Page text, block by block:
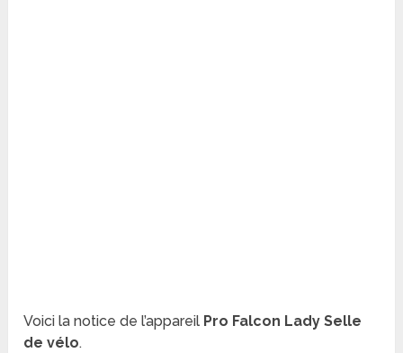
Voici la notice de l’appareil Pro Falcon Lady Selle
de vélo.